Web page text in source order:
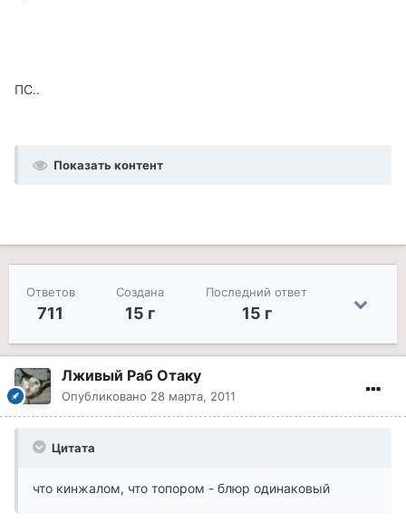
ПС..
Показать контент
Ответов
711
Создана
15 г
Последний ответ
15 г
Лживый Раб Отаку
Опубликовано 28 марта, 2011
Цитата
что кинжалом, что топором - блюр одинаковый